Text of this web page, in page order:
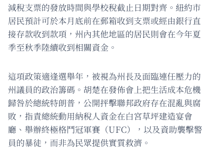
減稅支票的發放時間與學校稅截止日期對齊。紐約市
居民預計可於本月底前在郵箱收到支票或經由銀行直
接存款收到款項，州內其他地區的居民則會在今年夏
季至秋季陸續收到相關資金。
這項政策適逢選舉年，被視為州長及面臨連任壓力的
州議員的政治籌碼。胡楚在發佈會上把生活成本危機
歸咎於總統特朗普，公開抨擊聯邦政府存在混亂與腐
敗，指責總統動用納稅人資金在白宮草坪建造宴會
廳、舉辦終極格鬥冠軍賽（UFC），以及資助襲擊警
員的暴徒，而非為民眾提供實質救濟。